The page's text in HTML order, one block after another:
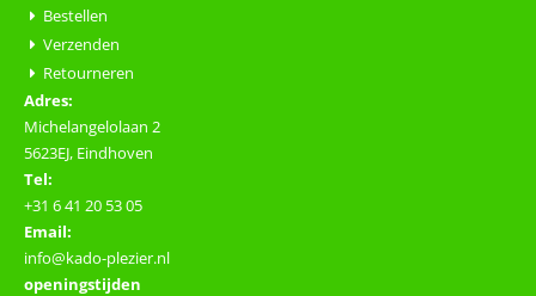
Bestellen
Verzenden
Retourneren
Adres:
Michelangelolaan 2
5623EJ, Eindhoven
Tel:
+31 6 41 20 53 05
Email:
info@kado-plezier.nl
openingstijden